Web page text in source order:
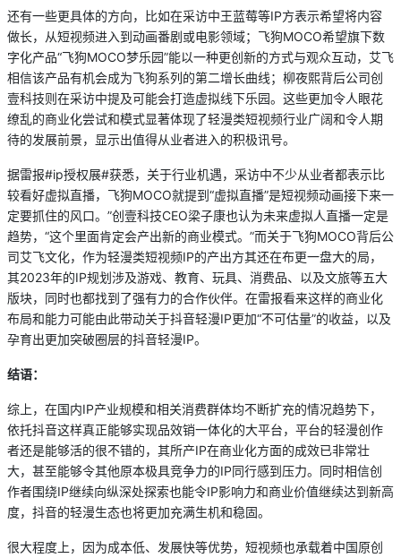
还有一些更具体的方向，比如在采访中王蓝莓等IP方表示希望将内容
做长，从短视频进入到动画番剧或电影领域；飞狗MOCO希望旗下数
字化产品“飞狗MOCO梦乐园”能以一种更创新的方式与观众互动，艾飞
相信该产品有机会成为飞狗系列的第二增长曲线；柳夜熙背后公司创
壹科技则在采访中提及可能会打造虚拟线下乐园。这些更加令人眼花
缭乱的商业化尝试和模式显著体现了轻漫类短视频行业广阔和令人期
待的发展前景，显示出值得从业者进入的积极讯号。
据雷报#ip授权展#获悉，关于行业机遇，采访中不少从业者都表示比
较看好虚拟直播，飞狗MOCO就提到“虚拟直播”是短视频动画接下来一
定要抓住的风口。”创壹科技CEO梁子康也认为未来虚拟人直播一定是
趋势，“这个里面肯定会产出新的商业模式。”而关于飞狗MOCO背后公
司艾飞文化，作为轻漫类短视频IP的产出方其还在布更一盘大的局，
其2023年的IP规划涉及游戏、教育、玩具、消费品、以及文旅等五大
版块，同时也都找到了强有力的合作伙伴。在雷报看来这样的商业化
布局和能力可能由此带动关于抖音轻漫IP更加“不可估量”的收益，以及
孕育出更加突破圈层的抖音轻漫IP。
结语：
综上，在国内IP产业规模和相关消费群体均不断扩充的情况趋势下，
依托抖音这样真正能够实现品效销一体化的大平台，平台的轻漫创作
者还是能够活的很不错的，其所产IP在商业化方面的成效已非常壮
大，甚至能够令其他原本极具竞争力的IP同行感到压力。同时相信创
作者围绕IP继续向纵深处探索也能令IP影响力和商业价值继续达到新高
度，抖音的轻漫生态也将更加充满生机和稳固。
很大程度上，因为成本低、发展快等优势，短视频也承载着中国原创